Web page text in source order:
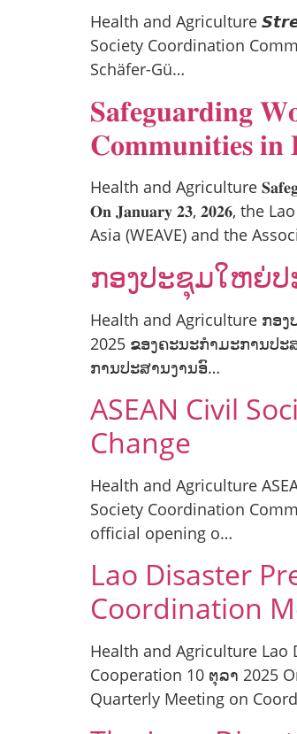
Health and Agriculture
Society Coordination
Schäfer-Gü…
𝐒𝐚𝐟𝐞𝐠𝐮𝐚𝐫𝐝𝐢𝐧𝐠
𝐂𝐨𝐦𝐦𝐮𝐧𝐢𝐭𝐢𝐞𝐬
Health and Agriculture
𝐎𝐧 𝐉𝐚𝐧𝐮𝐚𝐫𝐲 𝟐𝟑, 𝟐𝟎𝟐𝟔, the
Asia (WEAVE) and the
ກອງປະຊຸມໃຫຍ່ປ
Health and Agriculture ກອ
2025 ຂອງຄະນະກໍາມະການປ
ການປະສານງານອົ…
ASEAN Civil
Change
Health and Agriculture
Society Coordination
official opening o…
Lao Disaster
Coordination
Health and Agriculture Lao
Cooperation 10 ຕຸລາ 2025
Quarterly Meeting on